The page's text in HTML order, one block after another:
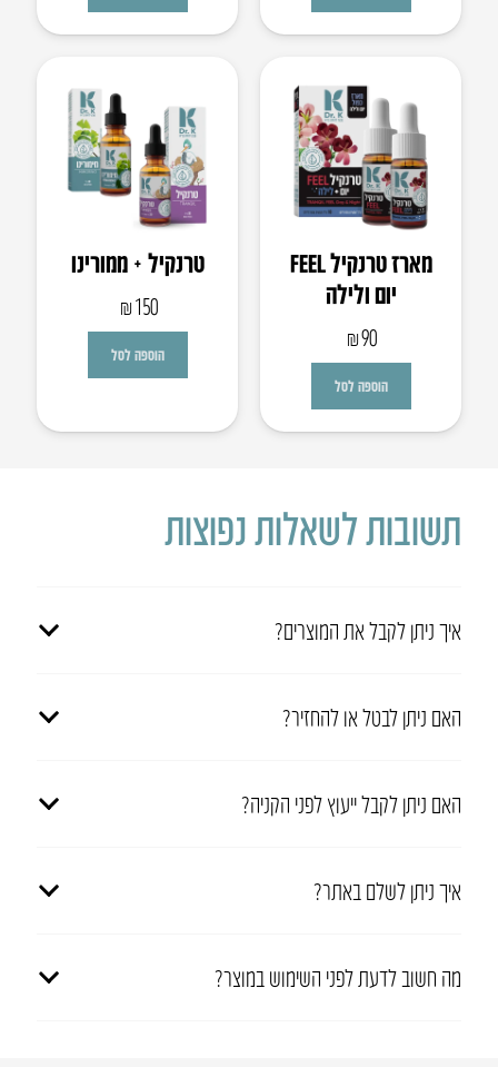
מארז טרנקיל FEEL
יום ולילה
₪90
הוספה לסל
טרנקיל + ממורינו
₪150
הוספה לסל
תשובות לשאלות נפוצות
איך ניתן לקבל את המוצרים?
האם ניתן לבטל או להחזיר?
האם ניתן לקבל ייעוץ לפני הקניה?
איך ניתן לשלם באתר?
מה חשוב לדעת לפני השימוש במוצר?